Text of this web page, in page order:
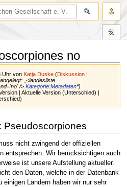
no
Uhr von Katja Duske (Diskussion |
„<landesliste
/>Kategorie:Metadaten“)
| Aktuelle Version (Unterschied) |
Pseudoscorpiones
nicht zwingend der offiziellen
entsprechen. Wir berücksichtigen auch
ist unsere Aufstellung aktueller.
den Daten, welche in der Datenbank
Ländern haben wir nur sehr